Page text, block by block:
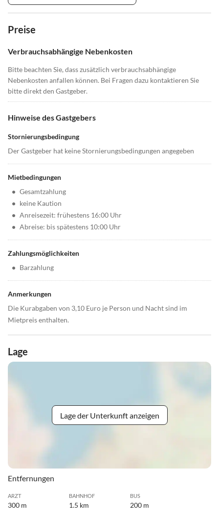
Preise
Verbrauchsabhängige Nebenkosten
Bitte beachten Sie, dass zusätzlich verbrauchsabhängige
Nebenkosten anfallen können. Bei Fragen dazu kontaktieren Sie
bitte direkt den Gastgeber.
Hinweise des Gastgebers
Stornierungsbedingung
Der Gastgeber hat keine Stornierungsbedingungen angegeben
Mietbedingungen
• Gesamtzahlung
• keine Kaution
• Anreisezeit: frühestens 16:00 Uhr
• Abreise: bis spätestens 10:00 Uhr
Zahlungsmöglichkeiten
• Barzahlung
Anmerkungen
Die Kurabgaben von 3,10 Euro je Person und Nacht sind im
Mietpreis enthalten.
Lage
Lage der Unterkunft anzeigen
Entfernungen
ARZT
300 m
BAHNHOF
1.5 km
BUS
200 m